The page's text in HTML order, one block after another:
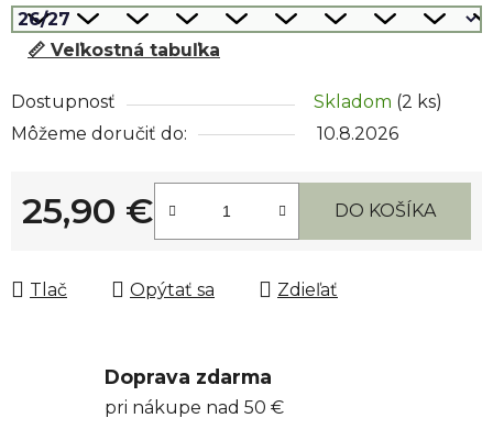
📏 Veľkostná tabuľka
Dostupnosť Skladom (2 ks)
Môžeme doručiť do:
10.8.2026
25,90 €
Jednotková cena:
DO KOŠÍKA
Tlač Opýtať sa Zdieľať
Doprava zdarma
pri nákupe nad 50 €